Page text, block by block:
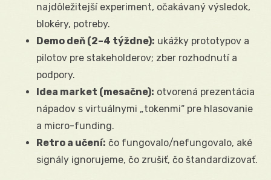
najdôležitejší experiment, očakávaný výsledok,
blokéry, potreby.
Demo deň (2–4 týždne): ukážky prototypov a
pilotov pre stakeholderov; zber rozhodnutí a
podpory.
Idea market (mesačne): otvorená prezentácia
nápadov s virtuálnymi „tokenmi“ pre hlasovanie
a micro-funding.
Retro a učení: čo fungovalo/nefungovalo, aké
signály ignorujeme, čo zrušiť, čo štandardizovať.